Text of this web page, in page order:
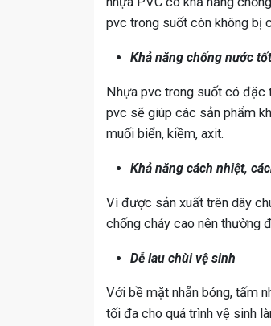
pvc trong suốt còn không bị
Khả năng chống nước tốt
Nhựa pvc trong suốt có đặc
pvc sẽ giúp các sản phẩm
muối biển, kiềm, axit.
Khả năng cách nhiệt,
Vì được sản xuất trên dây
chống cháy cao nên thường
Dễ lau chùi vệ sinh
Với bề mặt nhẵn bóng, tấm
tối đa cho quá trình vệ sinh